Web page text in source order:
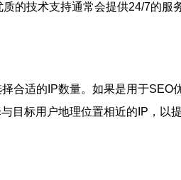
的技术支持通常会提供24/7的服
合适的IP数量。如果是用于SEO
目标用户地理位置相近的IP，以